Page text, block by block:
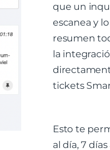
que un
escanea y
resumen
la
tickets
Esto te
al día, 7